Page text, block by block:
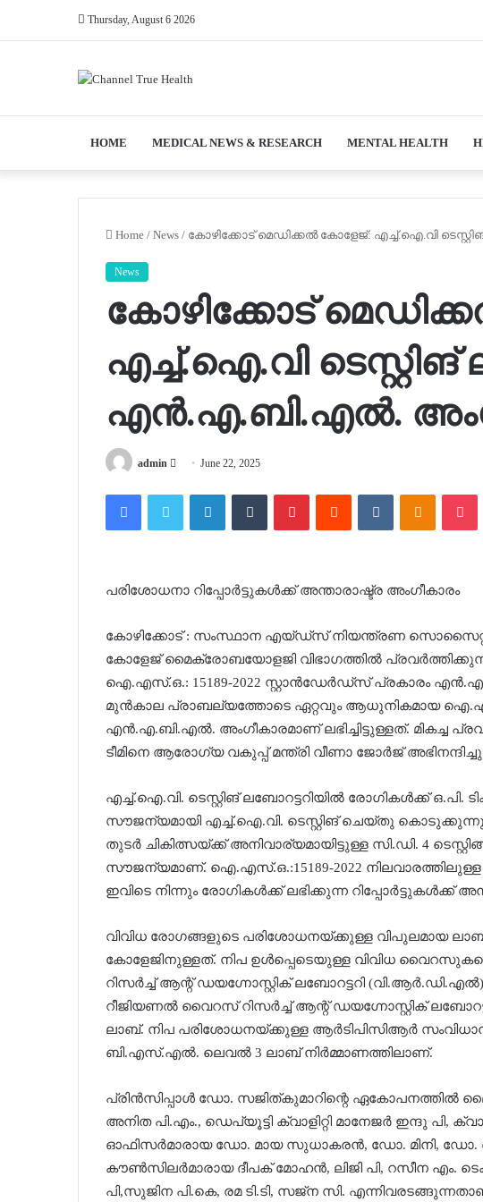
Thursday, August 6 2026
HOME MEDICAL NEWS & RESEARCH MENTAL HEALTH
Home / News / കോഴിക്കോട് മെഡിക്കല്‍ കോളേജ്: എച്ച്.ഐ.വി
News
കോഴിക്കോട്
എച്ച്.ഐ.വി ടെസ്റ്റിങ്
എന്‍.എ.ബി.എല്‍.
admin
Send June 22, 2025
FacebookTwitter LinkedInTumblr PinterestReddit VKontakte
പരിശോധനാ റിപ്പോര്‍ട്ടുകള്‍ക്ക് അന്താരാഷ്ട്ര അംഗീകാരം
കോഴിക്കോട് : സംസ്ഥാന എയ്ഡ്സ് നിയന്ത്രണ
കോളേജ് മൈക്രോബയോളജി വിഭാഗത്തില്‍ പ്രവര്‍ത്തിക്കുന്ന
ഐ.എസ്.ഒ.: 15189-2022 സ്റ്റാന്‍ഡേര്‍ഡ്‌സ് പ്രകാരം
മുന്‍കാല പ്രാബല്യത്തോടെ ഏറ്റവും ആധുനികമായ
എന്‍.എ.ബി.എല്‍. അംഗീകാരമാണ് ലഭിച്ചിട്ടുള്ളത്. മികച്ച
ടീമിനെ ആരോഗ്യ വകുപ്പ് മന്ത്രി വീണാ ജോര്‍ജ്
എച്ച്.ഐ.വി. ടെസ്റ്റിങ് ലബോറട്ടറിയില്‍ രോഗികള്‍ക്ക് ഒ.പി.
സൗജന്യമായി എച്ച്.ഐ.വി. ടെസ്റ്റിങ് ചെയ്തു
തുടര്‍ ചികിത്സയ്ക്ക് അനിവാര്യമായിട്ടുള്ള സി.ഡി. 4
സൗജന്യമാണ്. ഐ.എസ്.ഒ.:15189-2022
ഇവിടെ നിന്നും രോഗികള്‍ക്ക് ലഭിക്കുന്ന റിപ്പോര്‍ട്ടുകള്‍ക്ക്
വിവിധ രോഗങ്ങളുടെ പരിശോധനയ്ക്കുള്ള വിപുലമായ
കോളേജിനുള്ളത്. നിപ ഉള്‍പ്പെടെയുള്ള വിവിധ
റിസര്‍ച്ച് ആന്റ് ഡയഗ്നോസ്റ്റിക് ലബോറട്ടറി
റീജിയണല്‍ വൈറസ് റിസര്‍ച്ച് ആന്റ് ഡയഗ്നോസ്റ്റിക്
ലാബ്. നിപ പരിശോധനയ്ക്കുള്ള ആര്‍ടിപിസിആര്‍
ബി.എസ്.എല്‍. ലെവല്‍ 3 ലാബ് നിര്‍മ്മാണത്തിലാണ്.
പ്രിന്‍സിപ്പാള്‍ ഡോ. സജിത്കുമാറിന്റെ ഏകോപനത്തില്‍
അനിത പി.എം., ഡെപ്യൂട്ടി ക്വാളിറ്റി മാനേജര്‍ ഇന്ദു പി,
ഓഫിസര്‍മാരായ ഡോ. മായ സുധാകരന്‍, ഡോ. മിനി,
കൗണ്‍സിലര്‍മാരായ ദീപക് മോഹന്‍, ലിജി പി, റസീന എം.
പി,സുജിന പി.കെ, രമ ടി.ടി, സജ്ന സി. എന്നിവരടങ്ങുന്നതാണ്